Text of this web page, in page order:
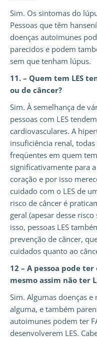
Sim. Os sintomas do
Pessoas que têm
doenças autoimunes
parecidos e podem
sem que tenham lúpus.
11. – Quem tem LES
ou de câncer?
Sim. À semelhança de
pessoas com LES
cardiovasculares. A
insuficiência renal,
freqüentes em quem
significativamente para
coração e por isso
cuidado com o LES de
risco de câncer é
geral (apesar desse
isso, pessoas LES
prevenção de câncer,
cuidados quanto ao
12 – A pessoa pode
mesmo assim não ter
Sim. Algumas doenças e
alguma, e também
autoimunes podem ter
desenvolverem LES.